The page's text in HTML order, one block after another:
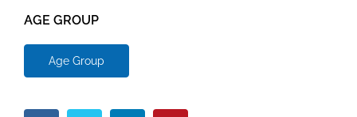
AGE GROUP
Age Group